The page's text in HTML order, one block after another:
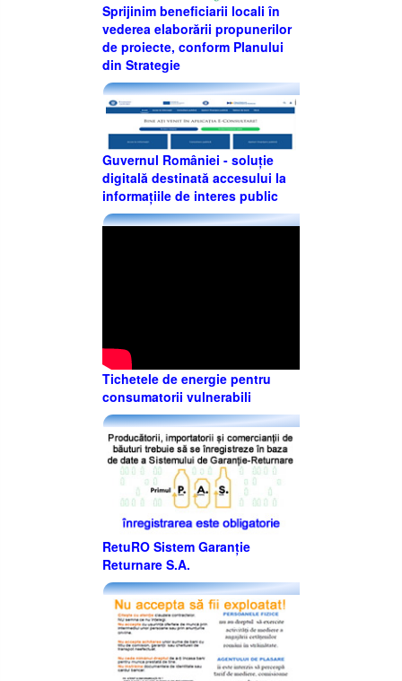
Sprijinim beneficiarii locali în
vederea elaborării propunerilor
de proiecte, conform Planului
din Strategie
Guvernul României - soluție
digitală destinată accesului la
informațiile de interes public
Tichetele de energie pentru
consumatorii vulnerabili
RetuRO Sistem Garanție
Returnare S.A.